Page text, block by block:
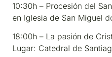
10:30h – Procesión del
en Iglesia de San Miguel
18:00h – La pasión de
Lugar: Catedral de